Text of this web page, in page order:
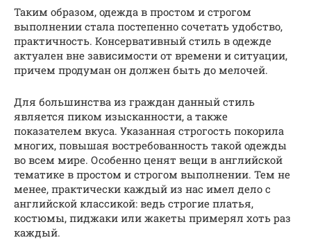
Таким образом, одежда в простом и строгом
выполнении стала постепенно сочетать удобство,
практичность. Консервативный стиль в одежде
актуален вне зависимости от времени и ситуации,
причем продуман он должен быть до мелочей.
Для большинства из граждан данный стиль
является пиком изысканности, а также
показателем вкуса. Указанная строгость покорила
многих, повышая востребованность такой одежды
во всем мире. Особенно ценят вещи в английской
тематике в простом и строгом выполнении. Тем не
менее, практически каждый из нас имел дело с
английской классикой: ведь строгие платья,
костюмы, пиджаки или жакеты примерял хоть раз
каждый.